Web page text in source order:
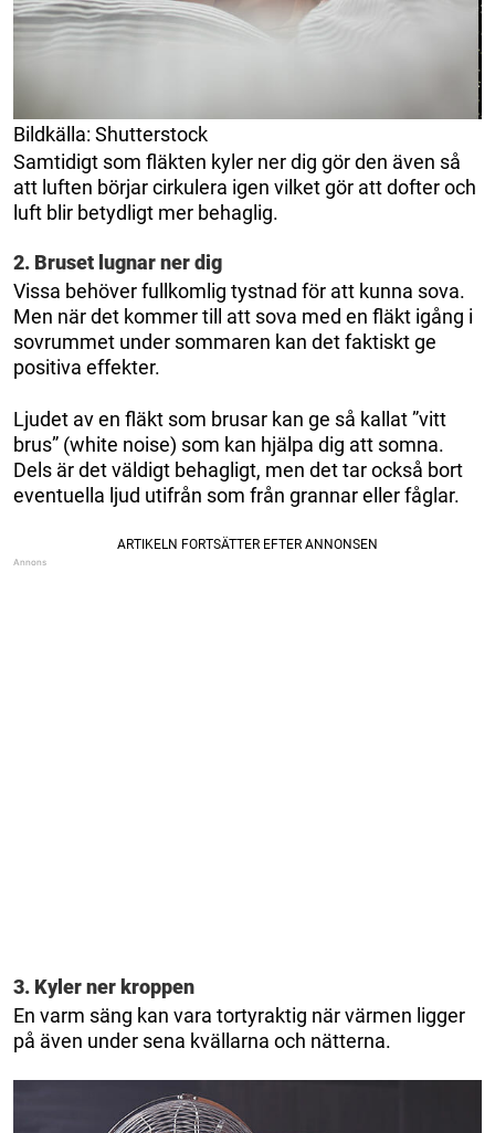
Bildkälla: Shutterstock
Samtidigt som fläkten kyler ner dig gör den även så
att luften börjar cirkulera igen vilket gör att dofter och
luft blir betydligt mer behaglig.
2. Bruset lugnar ner dig
Vissa behöver fullkomlig tystnad för att kunna sova.
Men när det kommer till att sova med en fläkt igång i
sovrummet under sommaren kan det faktiskt ge
positiva effekter.
Ljudet av en fläkt som brusar kan ge så kallat ”vitt
brus” (white noise) som kan hjälpa dig att somna.
Dels är det väldigt behagligt, men det tar också bort
eventuella ljud utifrån som från grannar eller fåglar.
3. Kyler ner kroppen
En varm säng kan vara tortyraktig när värmen ligger
på även under sena kvällarna och nätterna.